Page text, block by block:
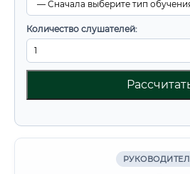
Количество слушателей: